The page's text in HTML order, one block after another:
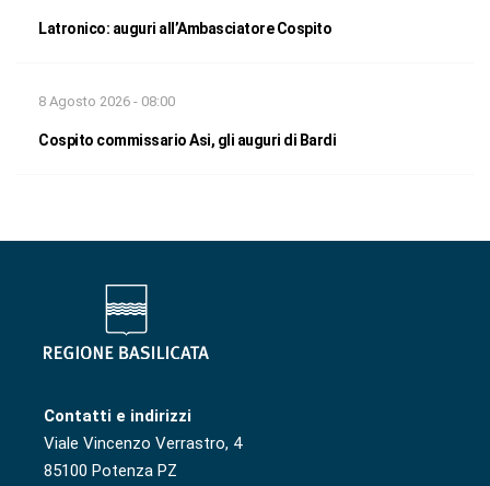
Latronico: auguri all’Ambasciatore Cospito
8 Agosto 2026 - 08:00
Cospito commissario Asi, gli auguri di Bardi
Contatti e indirizzi
Viale Vincenzo Verrastro, 4
85100 Potenza PZ